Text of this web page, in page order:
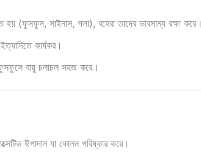
(ফুসফুস, সাইনাস, গলা), বহেরা তাদের ভারসাম্য রক্ষা করে।
কার্যকর।
বায়ু চলাচল সহজ করে।
উপাদান যা কোলন পরিষ্কার করে।